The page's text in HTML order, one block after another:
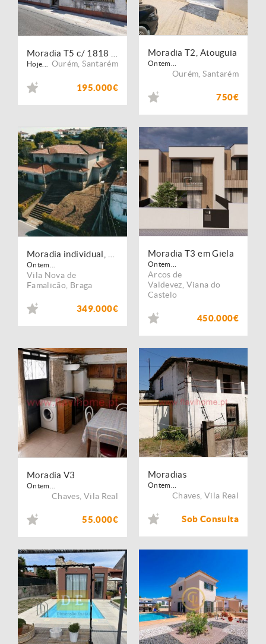
Hoje... Ourém ,Santarém
195.000€
Moradia T2, Atouguia
Ontem...
Ourém ,Santarém
750€
Ontem...
Vila Nova de
Famalicão Braga
349.000€
Moradia T3 em Giela
Ontem...
Arcos de
Valdevez Viana do
Castelo
450.000€
Moradia V3
Ontem...
Chaves Vila Real
55.000€
Moradias
Ontem...
Chaves Vila Real
Sob Consulta